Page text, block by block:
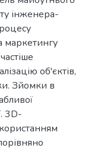
інженера-
маркетингу
об'єктів,
Зйомки в
3D-